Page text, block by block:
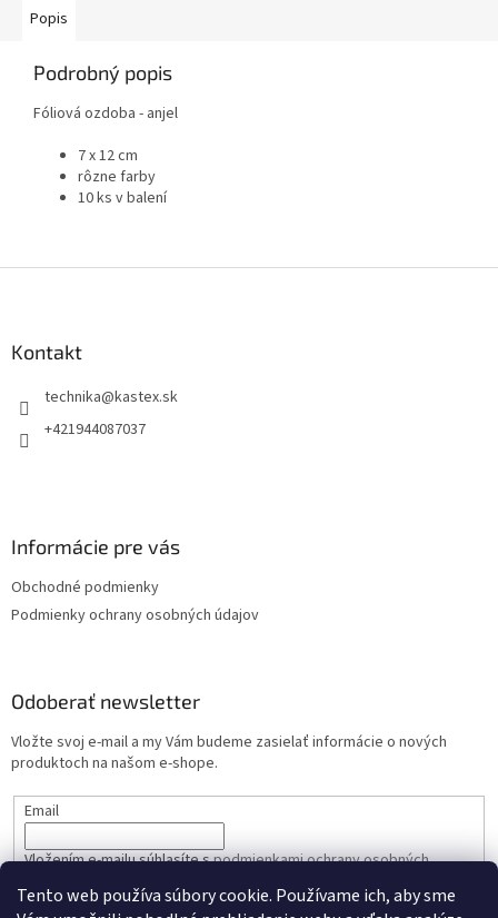
Tento web používa súbory cookie. Používame ich, aby sme
Popis
Podrobný popis
Fóliová ozdoba - anjel
7 x 12 cm
rôzne farby
10 ks v balení
Kontakt
technika@kastex.sk
+421944087037
Informácie pre vás
Obchodné podmienky
Podmienky ochrany osobných údajov
Odoberať newsletter
Vložte svoj e-mail a my Vám budeme zasielať informácie o nových
produktoch na našom e-shope.
Email
Vložením e-mailu súhlasíte spodmienkami ochrany osobných